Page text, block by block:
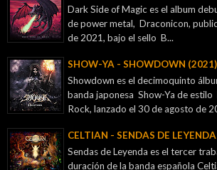
Dark Side of Magic es el album
de power metal, Draconicon,
de 2021, bajo el sello B...
SHOW-YA - SHOWDOWN (2021)
Showdown es el decimoquinto
banda japonesa Show-Ya de
Rock, lanzado el 30 de agosto de
CELTIAN - SENDAS DE
Sendas de Leyenda es el tercer
duración de la banda española